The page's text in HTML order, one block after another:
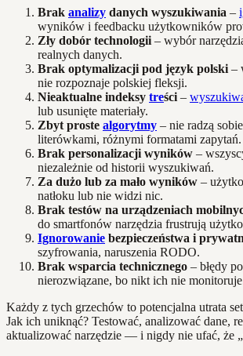
Brak analizy danych wyszukiwania –
wyników i feedbacku użytkowników
Zły dobór technologii – wybór
realnych danych.
Brak optymalizacji pod język polski –
nie rozpoznaje polskiej fleksji.
Nieaktualne indeksy treści –
lub usunięte materiały.
Zbyt proste algorytmy – nie radzą
literówkami, różnymi formatami zapytań.
Brak personalizacji wyników –
niezależnie od historii wyszukiwań.
Za dużo lub za mało wyników –
natłoku lub nie widzi nic.
Brak testów na urządzeniach
do smartfonów narzędzia frustrują
Ignorowanie bezpieczeństwa i
szyfrowania, naruszenia RODO.
Brak wsparcia technicznego – błędy
nierozwiązane, bo nikt ich nie
Każdy z tych grzechów to potencjalna utrata
Jak ich uniknąć? Testować, analizować dane,
aktualizować narzędzie — i nigdy nie ufać, że